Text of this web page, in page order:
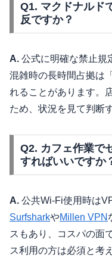
Q1. マクドナルド
反ですか？
A. 公式に明確な禁止規
混雑時の長時間占拠は
れることがあります。
ため、状況を見て判断
Q2. カフェ作業で
すればいいですか
A. 公共Wi-Fi使用時は
SurfsharkやMillen VPN
スもあり、コスパの面
ス利用の方は必須と考